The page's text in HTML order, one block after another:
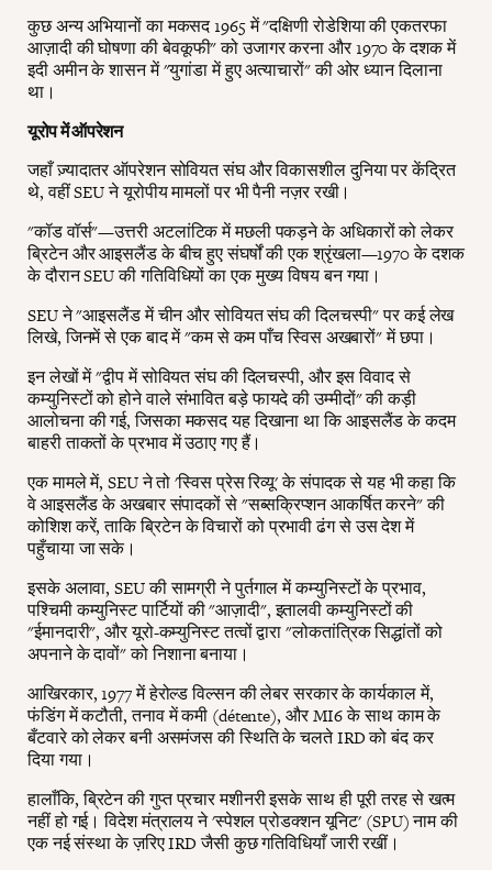
कुछ अन्य अभियानों का मकसद 1965 में "दक्षिणी रोडेशिया की एकतरफा
आज़ादी की घोषणा की बेवकूफी" को उजागर करना और 1970 के दशक में
इदी अमीन के शासन में "युगांडा में हुए अत्याचारों" की ओर ध्यान दिलाना
था।
यूरोप में ऑपरेशन
जहाँ ज़्यादातर ऑपरेशन सोवियत संघ और विकासशील दुनिया पर केंद्रित
थे, वहीं SEU ने यूरोपीय मामलों पर भी पैनी नज़र रखी।
"कॉड वॉर्स"—उत्तरी अटलांटिक में मछली पकड़ने के अधिकारों को लेकर
ब्रिटेन और आइसलैंड के बीच हुए संघर्षों की एक श्रृंखला—1970 के दशक
के दौरान SEU की गतिविधियों का एक मुख्य विषय बन गया।
SEU ने "आइसलैंड में चीन और सोवियत संघ की दिलचस्पी" पर कई लेख
लिखे, जिनमें से एक बाद में "कम से कम पाँच स्विस अखबारों" में छपा।
इन लेखों में "द्वीप में सोवियत संघ की दिलचस्पी, और इस विवाद से
कम्युनिस्टों को होने वाले संभावित बड़े फायदे की उम्मीदों" की कड़ी
आलोचना की गई, जिसका मकसद यह दिखाना था कि आइसलैंड के कदम
बाहरी ताकतों के प्रभाव में उठाए गए हैं।
एक मामले में, SEU ने तो 'स्विस प्रेस रिव्यू' के संपादक से यह भी कहा कि
वे आइसलैंड के अखबार संपादकों से "सब्सक्रिप्शन आकर्षित करने" की
कोशिश करें, ताकि ब्रिटेन के विचारों को प्रभावी ढंग से उस देश में
पहुँचाया जा सके।
इसके अलावा, SEU की सामग्री ने पुर्तगाल में कम्युनिस्टों के प्रभाव,
पश्चिमी कम्युनिस्ट पार्टियों की "आज़ादी", इतालवी कम्युनिस्टों की
"ईमानदारी", और यूरो-कम्युनिस्ट तत्वों द्वारा "लोकतांत्रिक सिद्धांतों को
अपनाने के दावों" को निशाना बनाया।
आखिरकार, 1977 में हेरोल्ड विल्सन की लेबर सरकार के कार्यकाल में,
फंडिंग में कटौती, तनाव में कमी (détente), और MI6 के साथ काम के
बँटवारे को लेकर बनी असमंजस की स्थिति के चलते IRD को बंद कर
दिया गया।
हालाँकि, ब्रिटेन की गुप्त प्रचार मशीनरी इसके साथ ही पूरी तरह से खत्म
नहीं हो गई। विदेश मंत्रालय ने 'स्पेशल प्रोडक्शन यूनिट' (SPU) नाम की
एक नई संस्था के ज़रिए IRD जैसी कुछ गतिविधियाँ जारी रखीं।